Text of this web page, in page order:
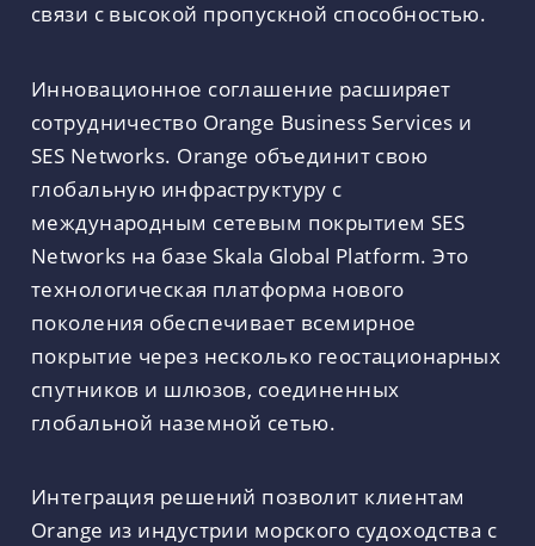
связи с высокой пропускной способностью.
Инновационное соглашение расширяет
сотрудничество Orange Business Services и
SES Networks. Orange объединит свою
глобальную инфраструктуру с
международным сетевым покрытием SES
Networks на базе Skala Global Platform. Это
технологическая платформа нового
поколения обеспечивает всемирное
покрытие через несколько геостационарных
спутников и шлюзов, соединенных
глобальной наземной сетью.
Интеграция решений позволит клиентам
Orange из индустрии морского судоходства с